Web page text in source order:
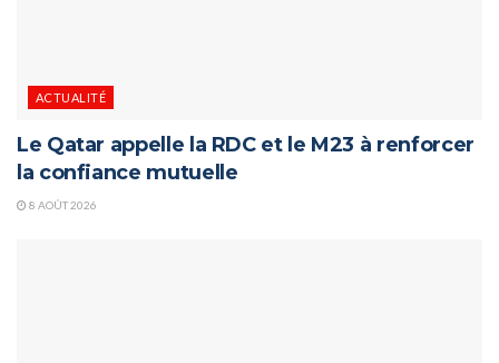
ACTUALITÉ
Le Qatar appelle la RDC et le M23 à renforcer
la confiance mutuelle
8 AOÛT 2026